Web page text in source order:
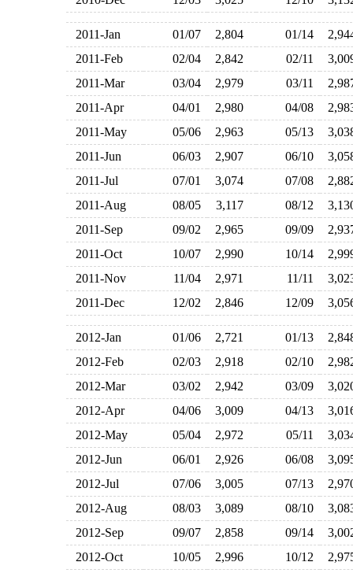
2011-Jan 01/07 2,804 01/14
2011-Feb
02/04 2,842 02/11
2011-Mar
03/04 2,979 03/11
2011-Apr
04/01 2,980 04/08
2011-May
05/06 2,963 05/13
2011-Jun
06/03 2,907 06/10
2011-Jul
07/01 3,074 07/08
2011-Aug
08/05 3,117 08/12
2011-Sep
09/02 2,965 09/09
2011-Oct
10/07 2,990 10/14
2011-Nov
11/04 2,971 11/11
2011-Dec
12/02 2,846 12/09
2012-Jan 01/06 2,721 01/13
2012-Feb
02/03 2,918 02/10
2012-Mar
03/02 2,942 03/09
2012-Apr
04/06 3,009 04/13
2012-May
05/04 2,972 05/11
2012-Jun
06/01 2,926 06/08
2012-Jul
07/06 3,005 07/13
2012-Aug
08/03 3,089 08/10
2012-Sep
09/07 2,858 09/14
2012-Oct
10/05 2,996 10/12